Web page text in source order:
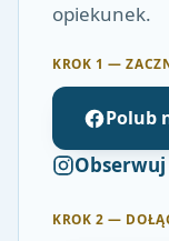
opiekunek.
KROK 1 —
Polub
KROK 2 —